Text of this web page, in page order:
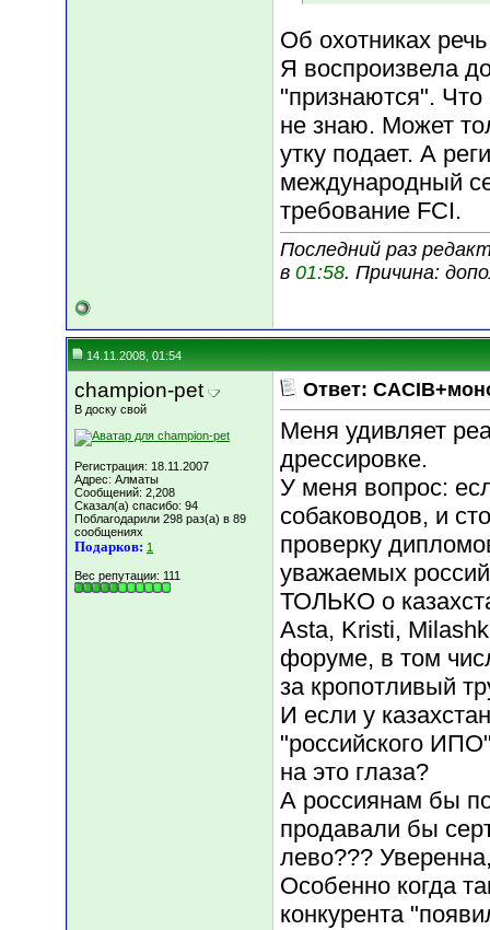
Об охотниках речь
Я воспроизвела
"признаются".
не знаю. Может
утку подает. А
международный
требование FCI.
Последний раз
в 01:58. Причина:
14.11.2008, 01:54
champion-pet
В доску свой
Регистрация: 18.11.2007
Адрес: Алматы
Сообщений: 2,208
Сказал(а) спасибо: 94
Поблагодарили 298 раз(а) в 89
сообщениях
Подарков: 1
Вес репутации: 111
Ответ:
Меня удивляет
дрессировке.
У меня вопрос:
собаководов, и
проверку
уважаемых
ТОЛЬКО о
Asta, Kristi,
форуме, в том
за кропотливый
И если у
"российского
на это глаза?
А россиянам бы
продавали бы
лево???
Особенно когда
конкурента